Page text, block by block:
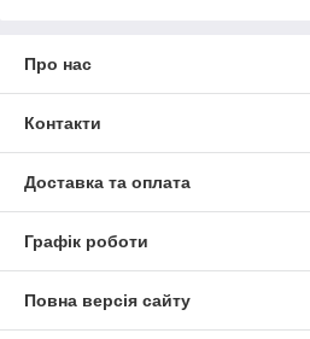
Про нас
Контакти
Доставка та оплата
Графік роботи
Повна версія сайту